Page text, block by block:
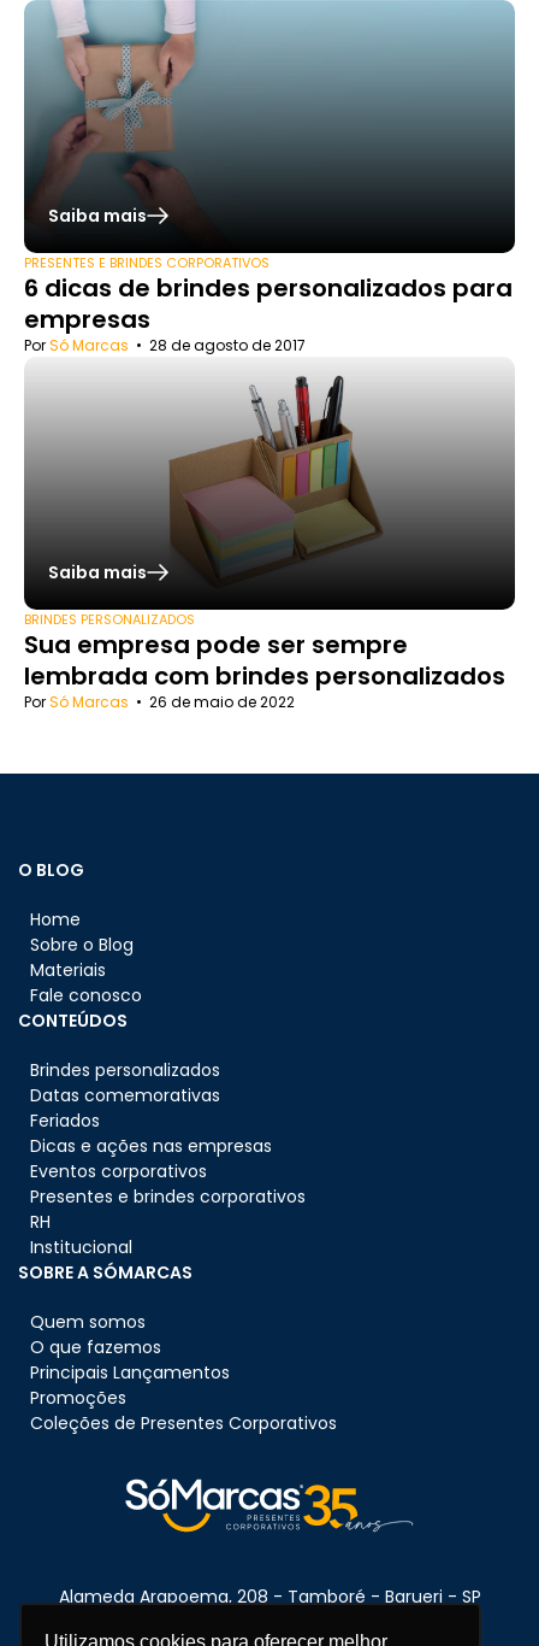
Saiba mais
PRESENTES E BRINDES CORPORATIVOS
6 dicas de brindes personalizados para
empresas
PorSó Marcas • 28 de agosto de 2017
Saiba mais
BRINDES PERSONALIZADOS
Sua empresa pode ser sempre
lembrada com brindes personalizados
PorSó Marcas • 26 de maio de 2022
O BLOG
Home
Sobre o Blog
Materiais
Fale conosco
CONTEÚDOS
Brindes personalizados
Datas comemorativas
Feriados
Dicas e ações nas empresas
Eventos corporativos
Presentes e brindes corporativos
RH
Institucional
SOBRE A SÓMARCAS
Quem somos
O que fazemos
Principais Lançamentos
Promoções
Coleções de Presentes Corporativos
Alameda Arapoema, 208 - Tamboré - Barueri - SP
06460-080